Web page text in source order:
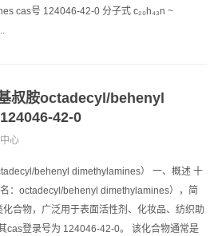
cas号 124046-42-0 分子式 c₂₀h₄₃n ~
叔胺octadecyl/behenyl
42-0
心
behenyl dimethylamines） 一、概述 十
：octadecyl/behenyl dimethylamines），简
合物，广泛用于表面活性剂、化妆品、纺织助
cas登录号为 124046-42-0。 该化合物通常是